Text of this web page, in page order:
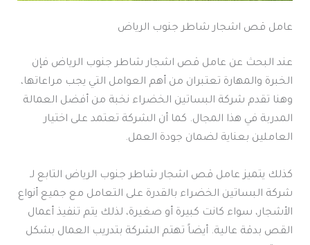
عامل قص اشجار شاطر جنوب الرياض
عند البحث عن عامل قص اشجار شاطر جنوب الرياض فإن
الخبرة والمهارة تعتبران من أهم العوامل التي يجب مراعاتها،
وهنا تقدم شركة البساتين الخضراء نخبة من أفضل العمالة
المدربة في هذا المجال. كما أن الشركة تعتمد على اختيار
العاملين بعناية لضمان جودة العمل.
كذلك يتميز عامل قص اشجار شاطر جنوب الرياض التابع لـ
شركة البساتين الخضراء بالقدرة على التعامل مع جميع أنواع
الأشجار، سواء كانت كبيرة أو صغيرة، لذلك يتم تنفيذ أعمال
القص بدقة عالية. أيضاً تهتم الشركة بتدريب العمال بشكل